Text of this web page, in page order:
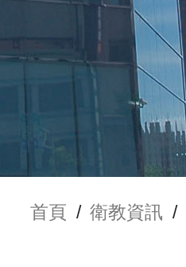
首頁 / 衛教資訊 /